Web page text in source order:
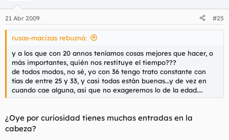
21 Abr 2009 #25
rusas-macizas rebuznó:
y a los que con 20 annos teníamos cosas mejores que hacer, o
más importantes, quién nos restituye el tiempo???
de todos modos, no sé, yo con 36 tengo trato constante con
tías de entre 25 y 33, y casi todas están buenas...y de vez en
cuando cae alguna, asi que no exageremos lo de la edad....
¿Oye por curiosidad tienes muchas entradas en la
cabeza?